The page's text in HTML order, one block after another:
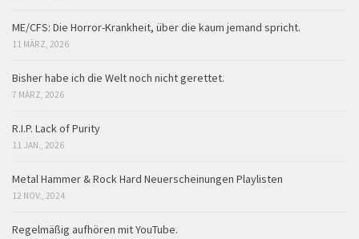
ME/CFS: Die Horror-Krankheit, über die kaum jemand spricht.
11 MÄRZ, 2026
Bisher habe ich die Welt noch nicht gerettet.
7 MÄRZ, 2026
R.I.P. Lack of Purity
11 JAN., 2026
Metal Hammer & Rock Hard Neuerscheinungen Playlisten
12 NOV., 2024
Regelmäßig aufhören mit YouTube.